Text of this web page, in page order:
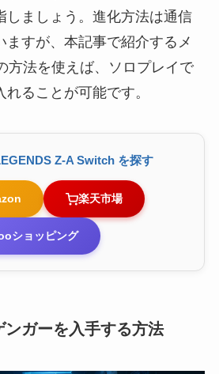
しましょう。進化方法は通信
ますが、本記事で紹介するメ
方法を使えば、ソロプレイで
ることが可能です。
Z-A Switch を探す
楽天市場
ショッピング
ガーを入手する方法